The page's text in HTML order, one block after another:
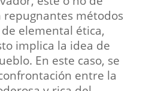
repugnantes métodos
elemental ética,
implica la idea de
En este caso, se
entre la